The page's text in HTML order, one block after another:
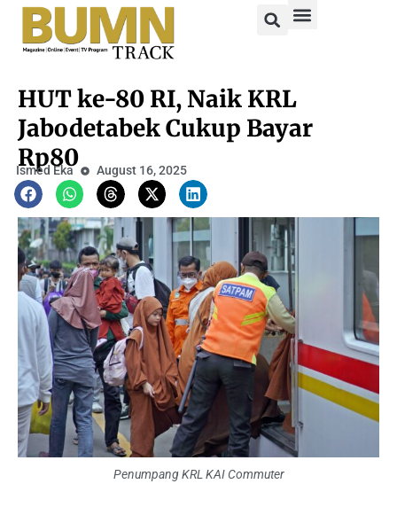
HUT ke-80 RI, Naik KRL
Jabodetabek Cukup Bayar
Rp80
Ismed Eka August 16, 2025
Penumpang KRL KAI Commuter